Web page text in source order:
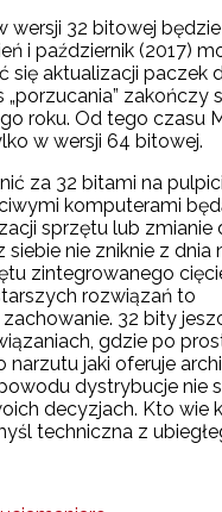
wersji 32 bitowej
i październik (2017)
się aktualizacji paczek
zakończy
roku. Od tego czasu
w wersji 64 bitowej.
za 32 bitami na
komputerami
sprzętu lub zmianie
nie zniknie z dnia
zintegrowanego
rozwiązań to
32 bity
gdzie po
narzutu jaki oferuje
dystrybucje nie
decyzjach. Kto wie
techniczna z